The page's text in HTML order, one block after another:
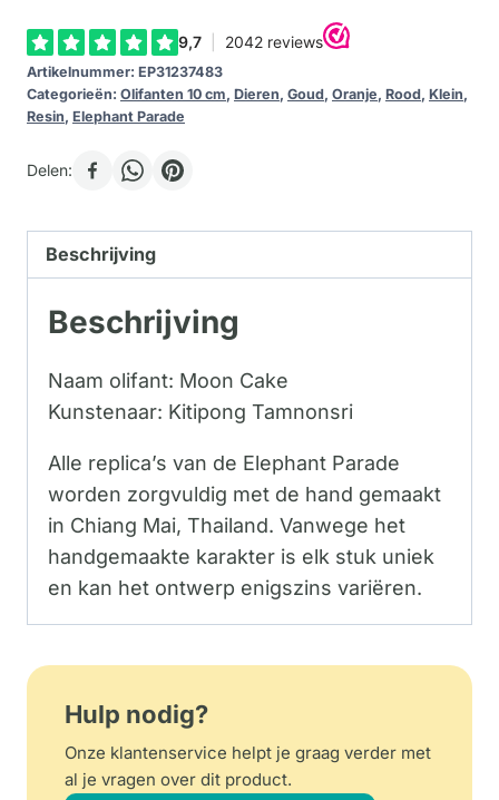
Artikelnummer: EP31237483
Categorieën: Olifanten 10 cm, Dieren, Goud, Oranje, Rood, Klein,
Resin, Elephant Parade
Delen:
Beschrijving
Beschrijving
Naam olifant: Moon Cake
Kunstenaar: Kitipong Tamnonsri
Alle replica’s van de Elephant Parade
worden zorgvuldig met de hand gemaakt
in Chiang Mai, Thailand. Vanwege het
handgemaakte karakter is elk stuk uniek
en kan het ontwerp enigszins variëren.
Hulp nodig?
Onze klantenservice helpt je graag verder met
al je vragen over dit product.